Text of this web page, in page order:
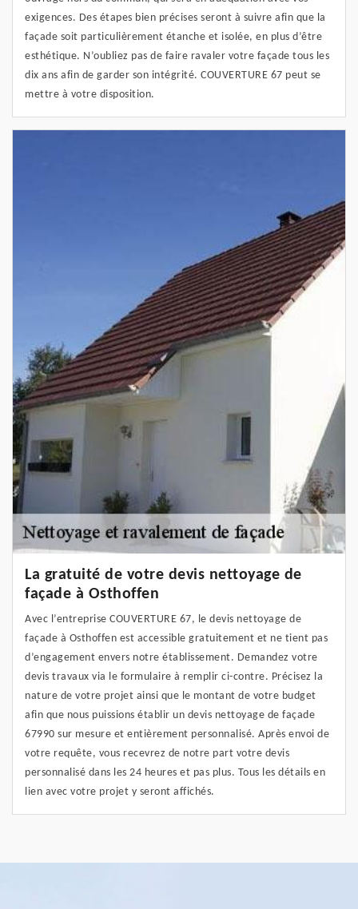
exigences. Des étapes bien précises seront à suivre afin que la
façade soit particulièrement étanche et isolée, en plus d’être
esthétique. N’oubliez pas de faire ravaler votre façade tous les
dix ans afin de garder son intégrité. COUVERTURE 67 peut se
mettre à votre disposition.
La gratuité de votre devis nettoyage de
façade à Osthoffen
Avec l’entreprise COUVERTURE 67, le devis nettoyage de
façade à Osthoffen est accessible gratuitement et ne tient pas
d’engagement envers notre établissement. Demandez votre
devis travaux via le formulaire à remplir ci-contre. Précisez la
nature de votre projet ainsi que le montant de votre budget
afin que nous puissions établir un devis nettoyage de façade
67990 sur mesure et entièrement personnalisé. Après envoi de
votre requête, vous recevrez de notre part votre devis
personnalisé dans les 24 heures et pas plus. Tous les détails en
lien avec votre projet y seront affichés.